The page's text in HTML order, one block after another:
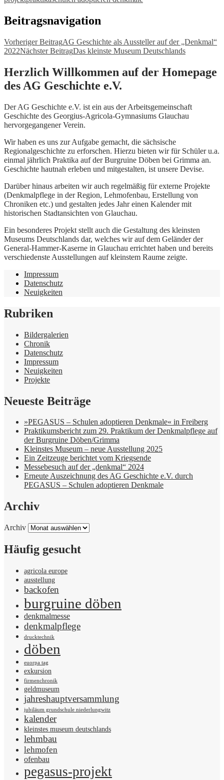
Beitragsnavigation
Vorheriger BeitragAG Geschichte als Aussteller auf der „Denkmal“
2022Nächster BeitragDas kleinste Museum Deutschlands
Herzlich Willkommen auf der Homepage
des AG Geschichte e.V.
Der AG Geschichte e.V. ist ein aus der Arbeitsgemeinschaft
Geschichte des Georgius-Agricola-Gymnasiums Glauchau
hervorgegangener Verein.
Wir haben es uns zur Aufgabe gemacht, die sächsische
Regionalgeschichte zu erforschen. Hierzu bieten wir für Schüler u.a.
einmal jährlich Praktika auf der Burgruine Döben bei Grimma an.
Geschichte hautnah erleben und mitgestalten, ist unsere Devise.
Darüber hinaus arbeiten wir auch regelmäßig für externe Projekte
(Denkmalpflege in der Region, Lehmofenbau, Erstellung von
Chroniken etc.) und gestalten jedes Jahr einen Kalender mit
historischen Stadtansichten von Glauchau.
Ein besonderes Projekt stellt auch die Gestaltung des kleinsten
Museums Deutschlands dar, welches wir auf dem Geländer der
General-Hammer-Kaserne in Glauchau errichtet haben und bereits
verschiedenste Ausstellungen auf kleinstem Raume zeigte.
Impressum
Datenschutz
Neuigkeiten
Rubriken
Bildergalerien
Chronik
Datenschutz
Impressum
Neuigkeiten
Projekte
Neueste Beiträge
»PEGASUS – Schulen adoptieren Denkmale« in Freiberg
Praktikumsbericht zum 29. Praktikum der Denkmalpflege auf
der Burgruine Döben/Grimma
Kleinstes Museum – neue Ausstellung 2025
Ein Zeitzeuge berichtet vom Kriegsende
Messebesuch auf der „denkmal“ 2024
Erneute Auszeichnung des AG Geschichte e.V. durch
PEGASUS – Schulen adoptieren Denkmale
Archiv
Archiv
Häufig gesucht
agricola europe
ausstellung
backofen
burgruine döben
denkmalmesse
denkmalpflege
drucktechnik
döben
euorpa tag
exkursion
firmenchronik
geldmuseum
jahreshauptversammlung
jubiläum grundschule niederlungwitz
kalender
kleinstes museum deutschlands
lehmbau
lehmofen
ofenbau
pegasus-projekt